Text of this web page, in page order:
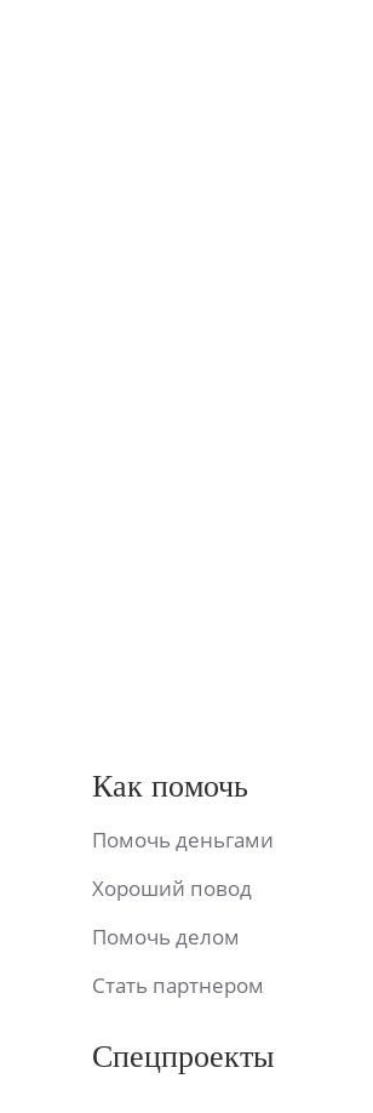
Как помочь
Помочь деньгами
Хороший повод
Помочь делом
Стать партнером
Спецпроекты